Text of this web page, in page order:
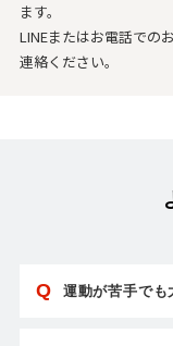
ます。
LINEまたはお電話での
連絡ください。
Q 運動が苦手でも